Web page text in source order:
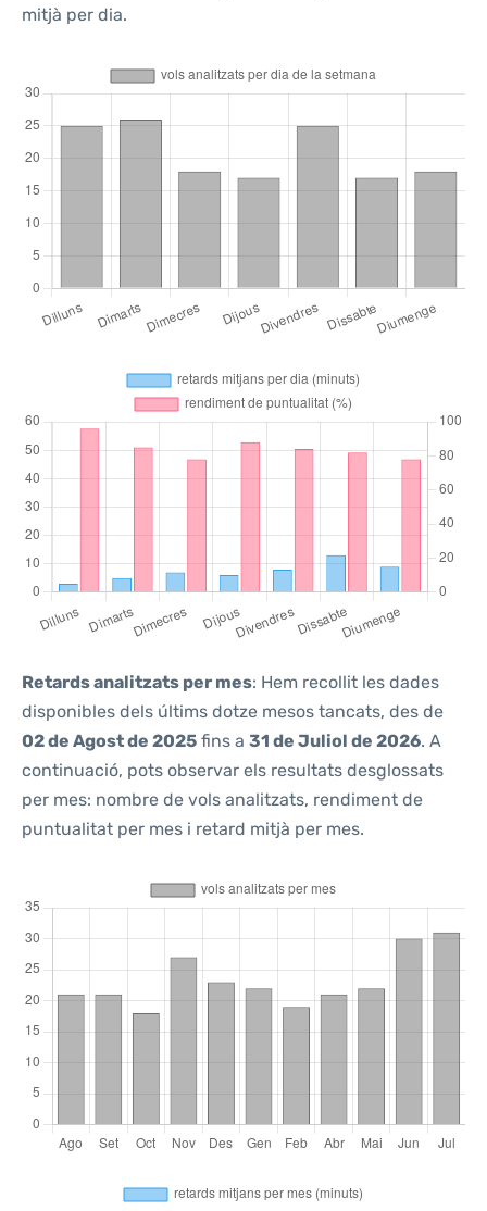
mitjà per dia.
Retards analitzats per mes: Hem recollit les dades
disponibles dels últims dotze mesos tancats, des de
02 de Agost de 2025 fins a 31 de Juliol de 2026. A
continuació, pots observar els resultats desglossats
per mes: nombre de vols analitzats, rendiment de
puntualitat per mes i retard mitjà per mes.